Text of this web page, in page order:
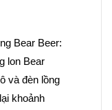
Bear Beer:
lon Bear
và đèn lồng
khoảnh